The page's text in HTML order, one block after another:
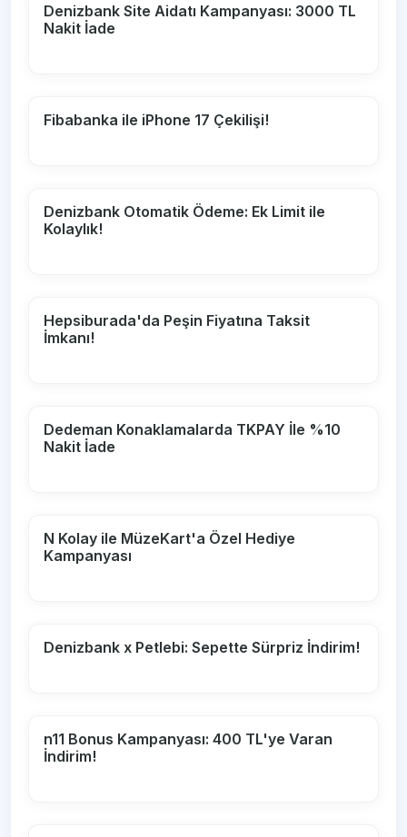
Denizbank Site Aidatı Kampanyası: 3000 TL
Nakit İade
Fibabanka ile iPhone 17 Çekilişi!
Denizbank Otomatik Ödeme: Ek Limit ile
Kolaylık!
Hepsiburada'da Peşin Fiyatına Taksit
İmkanı!
Dedeman Konaklamalarda TKPAY İle %10
Nakit İade
N Kolay ile MüzeKart'a Özel Hediye
Kampanyası
Denizbank x Petlebi: Sepette Sürpriz İndirim!
n11 Bonus Kampanyası: 400 TL'ye Varan
İndirim!